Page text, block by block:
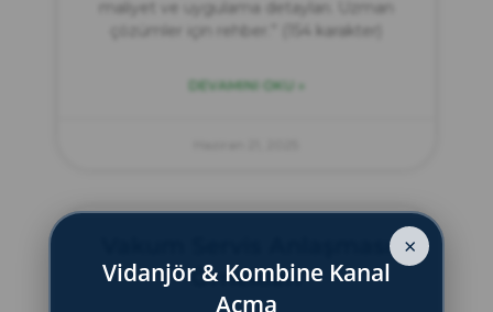
maliyet ve uygulama detayları. Uzman
çözümler için rehber.” (154 karakter)
DEVAMINI OKU »
Vakum Servis Anlaşması
Örnekleri
×
Vidanjör & Kombine Kanal
Açma